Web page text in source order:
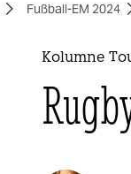
Fußball-EM 2024
Kolumne